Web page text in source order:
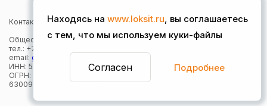
Находясь на www.loksit.ru, вы соглашаетесь
с тем, что мы используем куки-файлы
Согласен Подробнее
Контактная информация:
Общество с ограниченной ответственностью "Локсит"
тел.: +7 (383) 373-49-30
email: office@loksit.ru
ИНН: 5407957868
ОГРН: 1165476161410
630099, г. Новосибирск, Вокзальная магистраль, 15, оф. 625